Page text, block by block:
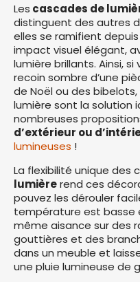
Les cascades de
distinguent des autres
elles se ramifient
impact visuel élégant,
lumière brillants. Ainsi,
recoin sombre d’une
de Noël ou des
lumière sont la solution
nombreuses
d’extérieur ou
lumineuses !
La flexibilité unique des
lumièrerend ces
pouvez les dérouler
température est basse
même aisance sur des
gouttières et des
dans un meuble et
une pluie lumineuse de